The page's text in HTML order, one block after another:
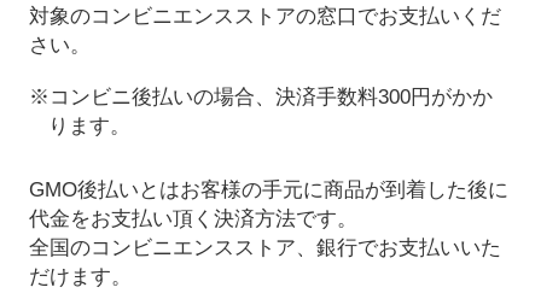
対象のコンビニエンスストアの窓口でお支払いくだ
さい。
※コンビニ後払いの場合、決済手数料300円がかか
ります。
GMO後払いとはお客様の手元に商品が到着した後に
代金をお支払い頂く決済方法です。
全国のコンビニエンスストア、銀行でお支払いいた
だけます。